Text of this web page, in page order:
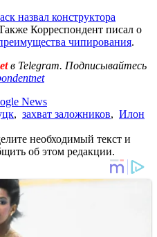
назвал конструктора
Корреспондент писал о
чипирования.
в Telegram. Подписывайтесь
News
, захват заложников, Илон
необходимый текст и
об этом редакции.